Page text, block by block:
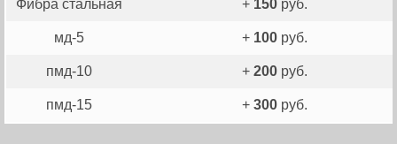
Фибра стальная + 150руб.
мд-5 + 100руб.
пмд-10 + 200руб.
пмд-15 + 300руб.